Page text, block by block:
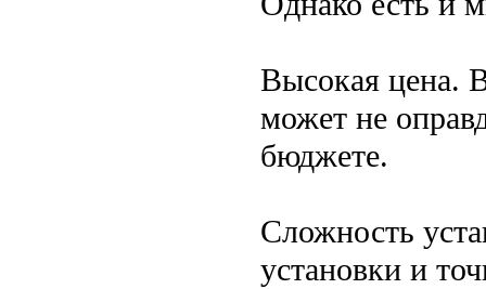
Высокая цена.
может не
бюджете.
Сложность
установки и